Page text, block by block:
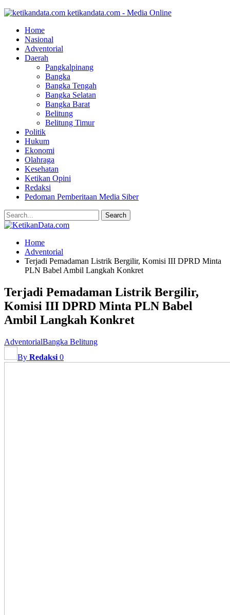
ketikandata.com - Media Online
Home
Nasional
Adventorial
Daerah
Pangkalpinang
Bangka
Bangka Tengah
Bangka Selatan
Bangka Barat
Belitung
Belitung Timur
Politik
Hukum
Ekonomi
Olahraga
Kesehatan
Ketikan Opini
Redaksi
Pedoman Pemberitaan Media Siber
Home
Adventorial
Terjadi Pemadaman Listrik Bergilir, Komisi III DPRD Minta
PLN Babel Ambil Langkah Konkret
Terjadi Pemadaman Listrik Bergilir,
Komisi III DPRD Minta PLN Babel
Ambil Langkah Konkret
AdventorialBangka Belitung
By Redaksi 0